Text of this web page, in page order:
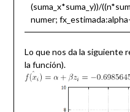
(suma_x*suma_y))/
numer;
Lo que nos da la siguiente
la función).